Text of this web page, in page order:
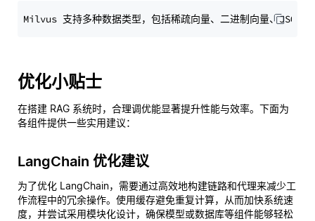
优化小贴士
在搭建 RAG 系统时，合理调优能显著提升性能与效率。下面为
各组件提供一些实用建议：
LangChain 优化建议
为了优化 LangChain，需要通过高效地构建链路和代理来减少工
作流程中的冗余操作。使用缓存避免重复计算，从而加快系统速
度，并尝试采用模块化设计，确保模型或数据库等组件能够轻松